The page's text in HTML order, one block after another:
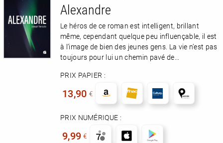
Alexandre
Le héros de ce roman est intelligent, brillant
même, cependant quelque peu influençable, il est
à l’image de bien des jeunes gens. La vie n’est pas
toujours pour lui un chemin pavé de...
PRIX PAPIER :
13,90 €
PRIX NUMÉRIQUE :
9,99 €